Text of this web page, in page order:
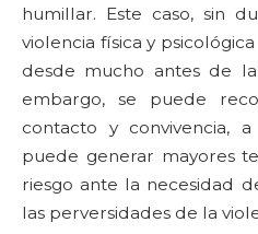
humillar. Este caso, sin
violencia física y
desde mucho antes de
embargo, se puede
contacto y convivencia,
puede generar mayores
riesgo ante la necesidad
las perversidades de la